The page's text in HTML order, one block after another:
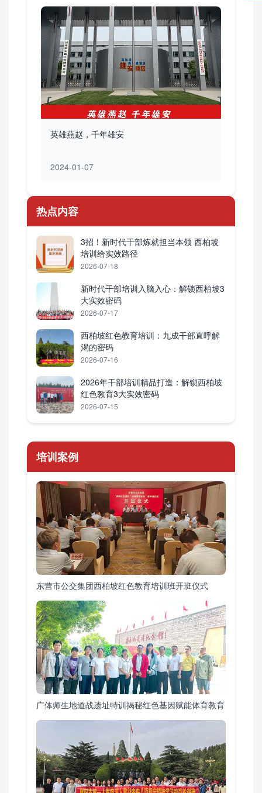
英雄燕赵，千年雄安
2024-01-07
热点内容
3招！新时代干部炼就担当本领 西柏坡
培训给实效路径
2026-07-18
新时代干部培训入脑入心：解锁西柏坡3
大实效密码
2026-07-17
西柏坡红色教育培训：九成干部直呼解
渴的密码
2026-07-16
2026年干部培训精品打造：解锁西柏坡
红色教育3大实效密码
2026-07-15
培训案例
东营市公交集团西柏坡红色教育培训班开班仪式
广体师生地道战遗址特训揭秘红色基因赋能体育教育